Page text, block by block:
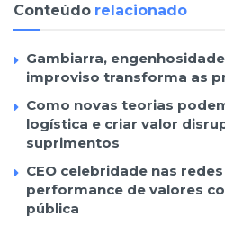
Conteúdo relacionado
Gambiarra,
improviso transforma as
Como novas teorias
logística e criar valor
suprimentos
CEO celebridade nas
performance de valores
pública